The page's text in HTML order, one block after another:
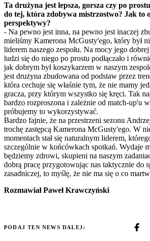
Ta drużyna jest lepsza, gorsza czy po
do tej, która zdobywa mistrzostwo? Jak to
perspektywy?
- Na pewno jest inna, na pewno jest inaczej
mieliśmy Kamerona McGusty'ego, który był
liderem naszego zespołu. Na mocy jego
ludzi się do niego po prostu podłączało i
jak dobrym był koszykarzem w naszym
jest drużyna zbudowana od podstaw przez
która cechuje się właśnie tym, że nie mamy
gracza, przy którym wszystko się kręci. Tak
bardzo rozproszona i zależnie od match-up'u
próbujemy to wykorzystywać.
Bardzo fajnie, że na przestrzeni sezonu
trochę zastępcą Kamerona McGusty'ego. W
momentach stał się naturalnym liderem,
szczególnie w końcówkach spotkań. Wydaje
będziemy zdrowi, skupieni na naszym
dobrą pracę przygotowując nas taktycznie do
zasadniczej, to myślę, że nie ma się o co
Rozmawiał Paweł Krawczyński
PODAJ TEN NEWS DALEJ: